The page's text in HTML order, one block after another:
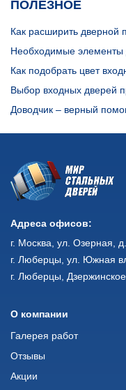
ПОЛЕЗНОЕ
Как расширить дверной
Необходимые элементы
Как подобрать цвет
Выбор входных дверей
Доводчик – верный
Адреса офисов:
г. Москва, ул. Озерная,
г. Люберцы, ул. Южная
г. Люберцы,
О компании
Галерея работ
Отзывы
Акции